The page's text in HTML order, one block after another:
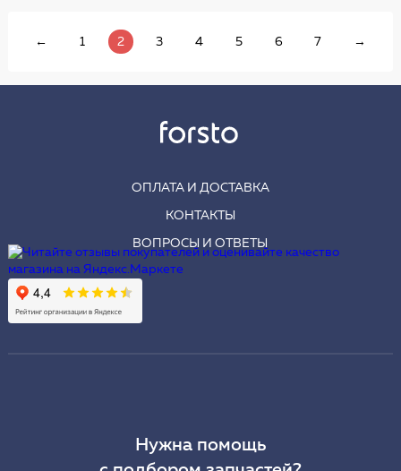
← 1 2 3 4 5 6 7 →
ОПЛАТА И ДОСТАВКА
КОНТАКТЫ
ВОПРОСЫ И ОТВЕТЫ
Нужна помощь